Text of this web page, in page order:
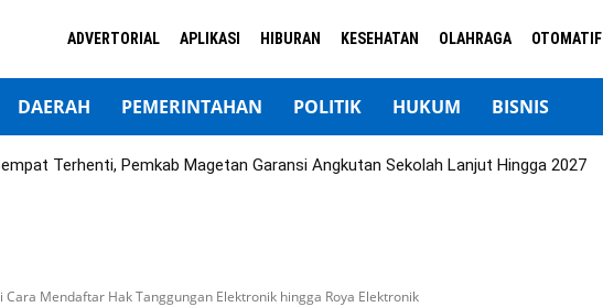
ADVERTORIAL APLIKASI HIBURAN KESEHATAN OLAHRAGA OTOMATIF
DAERAH PEMERINTAHAN POLITIK HUKUM BISNIS
Terhenti, Pemkab Magetan Garansi Angkutan Sekolah Lanjut Hingga 2027
Cara Mendaftar Hak Tanggungan Elektronik hingga Roya Elektronik